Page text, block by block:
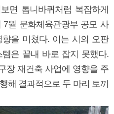
면 톱니바퀴처럼 복잡하게
월 문화체육관광부 공모 사
을 미쳤다. 이는 시의 오판
은 끝내 바로 잡지 못했다.
장 재건축 사업에 영향을 주
해 결과적으로 두 마리 토끼